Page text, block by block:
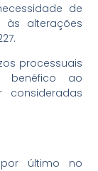
de
às alterações
processuais
benéfico ao
consideradas
último no